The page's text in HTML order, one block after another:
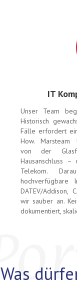
IT
Unser Team
Historisch
Fälle erfordert
How. Marsteam
von der
Hausanschluss
Telekom.
hochverfügbare
DATEV/Addison,
wir sauber an.
dokumentiert,
Was